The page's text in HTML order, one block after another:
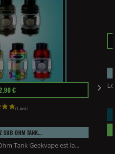
€
SUB OHM TANK...
Tank Geekvape est la...
